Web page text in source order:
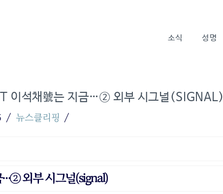
소식 성명
이석채號는 지금…② 외부 시그널(SIGNAL)
뉴스클리핑
외부 시그널(signal)